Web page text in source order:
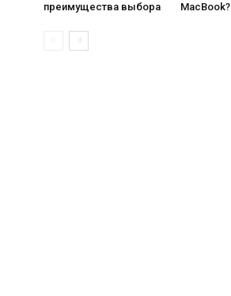
преимущества выбора
MacBook?